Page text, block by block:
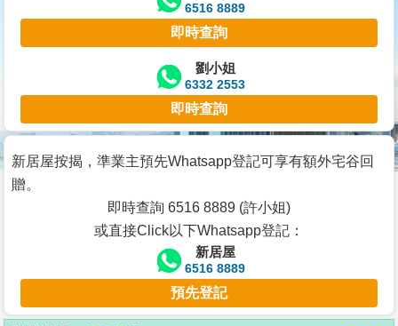
業
主
宅
谷
按
客
6516 8889
即時查詢
劉小姐
6332 2553
即時查詢
新居屋按揭，準業主預先Whatsapp登記可享有額外宅谷回
贈。
即時查詢 6516 8889 (許小姐)
或直接Click以下Whatsapp登記：
新居屋
6516 8889
預先登記